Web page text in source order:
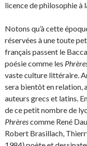
licence de philosophie à
Notons qu’à cette
réservées à une toute
français passent le
poésie comme les
vaste culture littéraire.
sera bientôt en relation,
auteurs grecs et latins.
de ce petit nombre de
Phrèrescomme René
Robert Brasillach,